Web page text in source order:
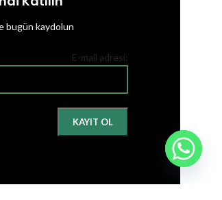
bugün kaydolun
E-mail adresi: